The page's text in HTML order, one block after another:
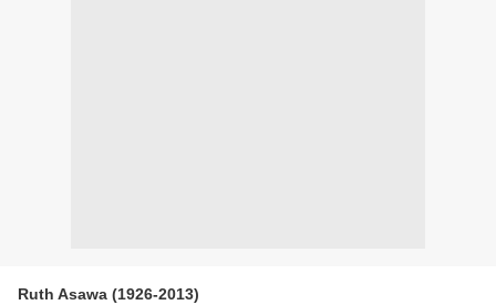
Ruth Asawa (1926-2013)